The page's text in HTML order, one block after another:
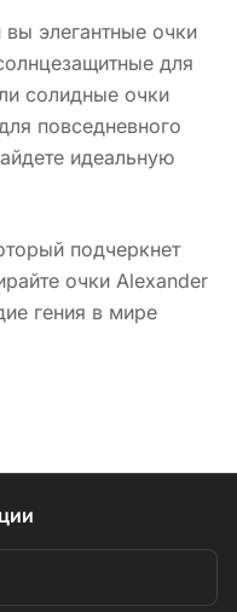
элегантные очки
для
солидные очки
повседневного
идеальную
подчеркнет
очки Alexander
гения в мире